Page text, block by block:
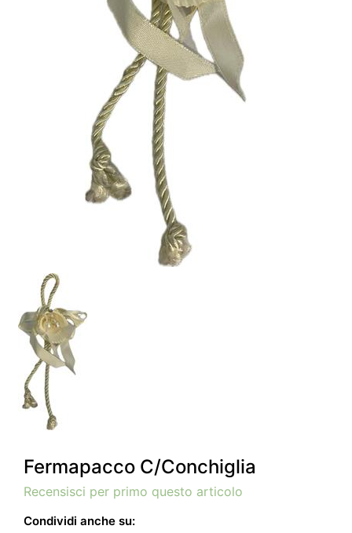
Fermapacco C/Conchiglia
Recensisci per primo questo articolo
Condividi anche su: